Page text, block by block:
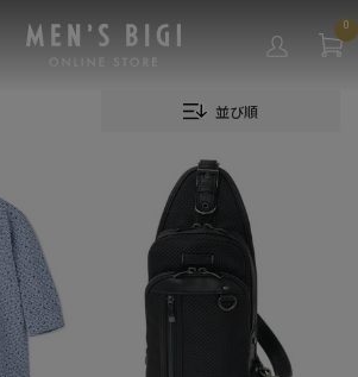
0
並び順